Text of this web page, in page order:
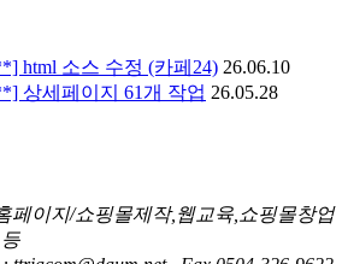
html 소스 수정 (카페24) 26.06.10
상세페이지 61개 작업 26.05.28
이지/쇼핑몰제작,웹교육,쇼핑몰창업